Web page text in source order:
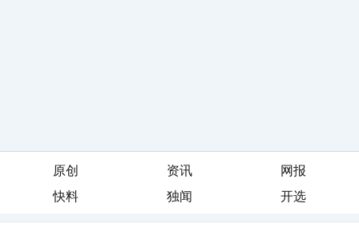
原创 资讯
网报
快料 独闻 开选